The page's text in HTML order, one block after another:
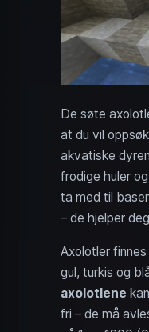
De søte
at du vil
akvatiske
frodige huler
ta med til
– de hjelper
Axolotler
gul, turkis og
axolotlene
fri – de må